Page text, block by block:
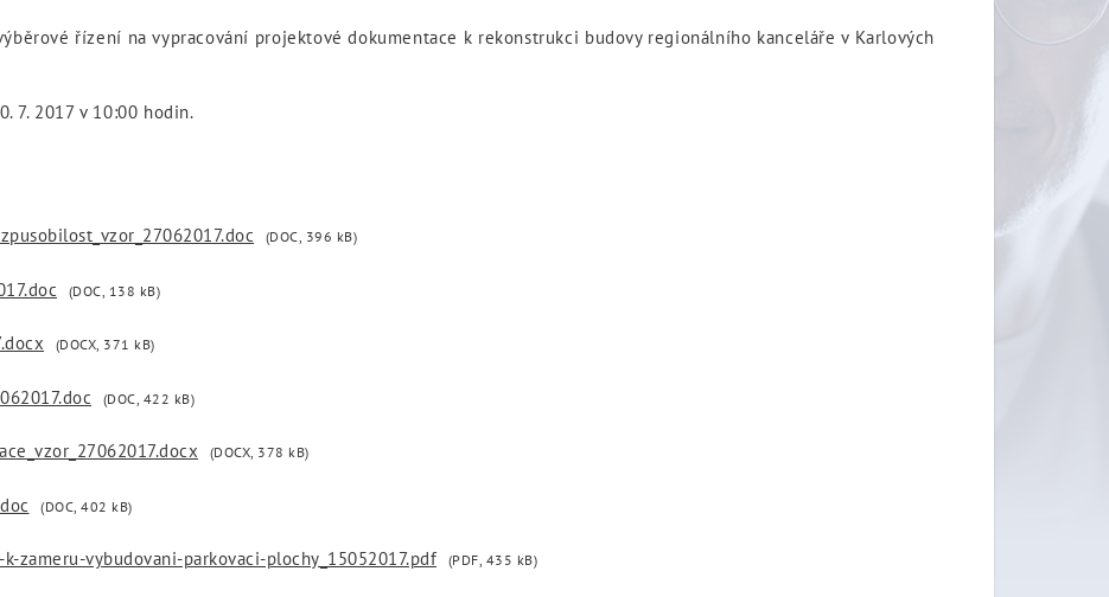
řízení na vypracování projektové dokumentace k rekonstrukci budovy regionálního kanceláře v Karlových
7. 2017 v 10:00 hodin.
(DOC, 396 kB)
(DOC, 138 kB)
(DOCX, 371 kB)
(DOC, 422 kB)
(DOCX, 378 kB)
(DOC, 402 kB)
zameru-vybudovani-parkovaci-plochy_15052017.pdf (PDF, 435 kB)